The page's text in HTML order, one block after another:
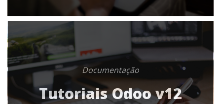
Documentação
Tutoriais Odoo v12